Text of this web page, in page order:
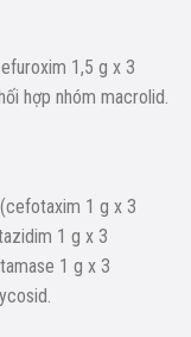
1,5 g x 3
hợp nhóm macrolid.
1 g x 3
1 g x 3
1 g x 3